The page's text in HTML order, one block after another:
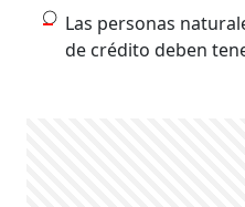
Las personas
de crédito deben